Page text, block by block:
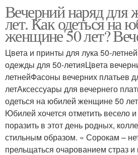
Вечерний наряд
лет. Как одеться на
женщине 50 лет?
Цвета и принты для лука 50-
одежды для 50-летияЦвета
летнейФасоны вечерних платьев
летАксессуары для вечернего
одеться на юбилей женщине 50
Юбилей хочется отметить весело
поразить в этот день родных,
стильным образом. « Сорокам –
прельщаться очарованием страз